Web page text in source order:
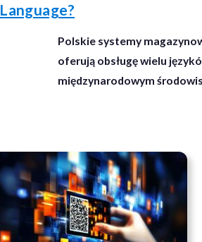
Polskie systemy
oferują obsługę wielu
międzynarodowym